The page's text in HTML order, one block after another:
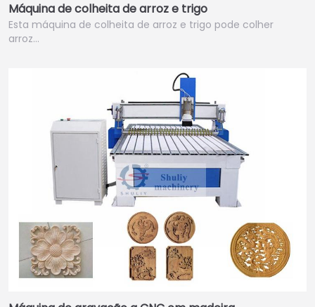
Máquina de colheita de arroz e trigo
Esta máquina de colheita de arroz e trigo pode colher
arroz…